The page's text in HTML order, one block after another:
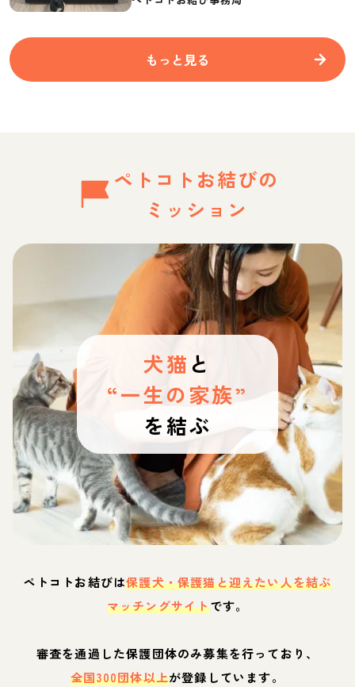
もっと見る
ペトコトお結びの
ミッション
犬猫 と
“一生の家族”
を結ぶ
ペトコトお結びは保護犬・保護猫と迎えたい人を結ぶ
マッチングサイトです。
審査を通過した保護団体のみ募集を行っており、
全国300団体以上が登録しています。